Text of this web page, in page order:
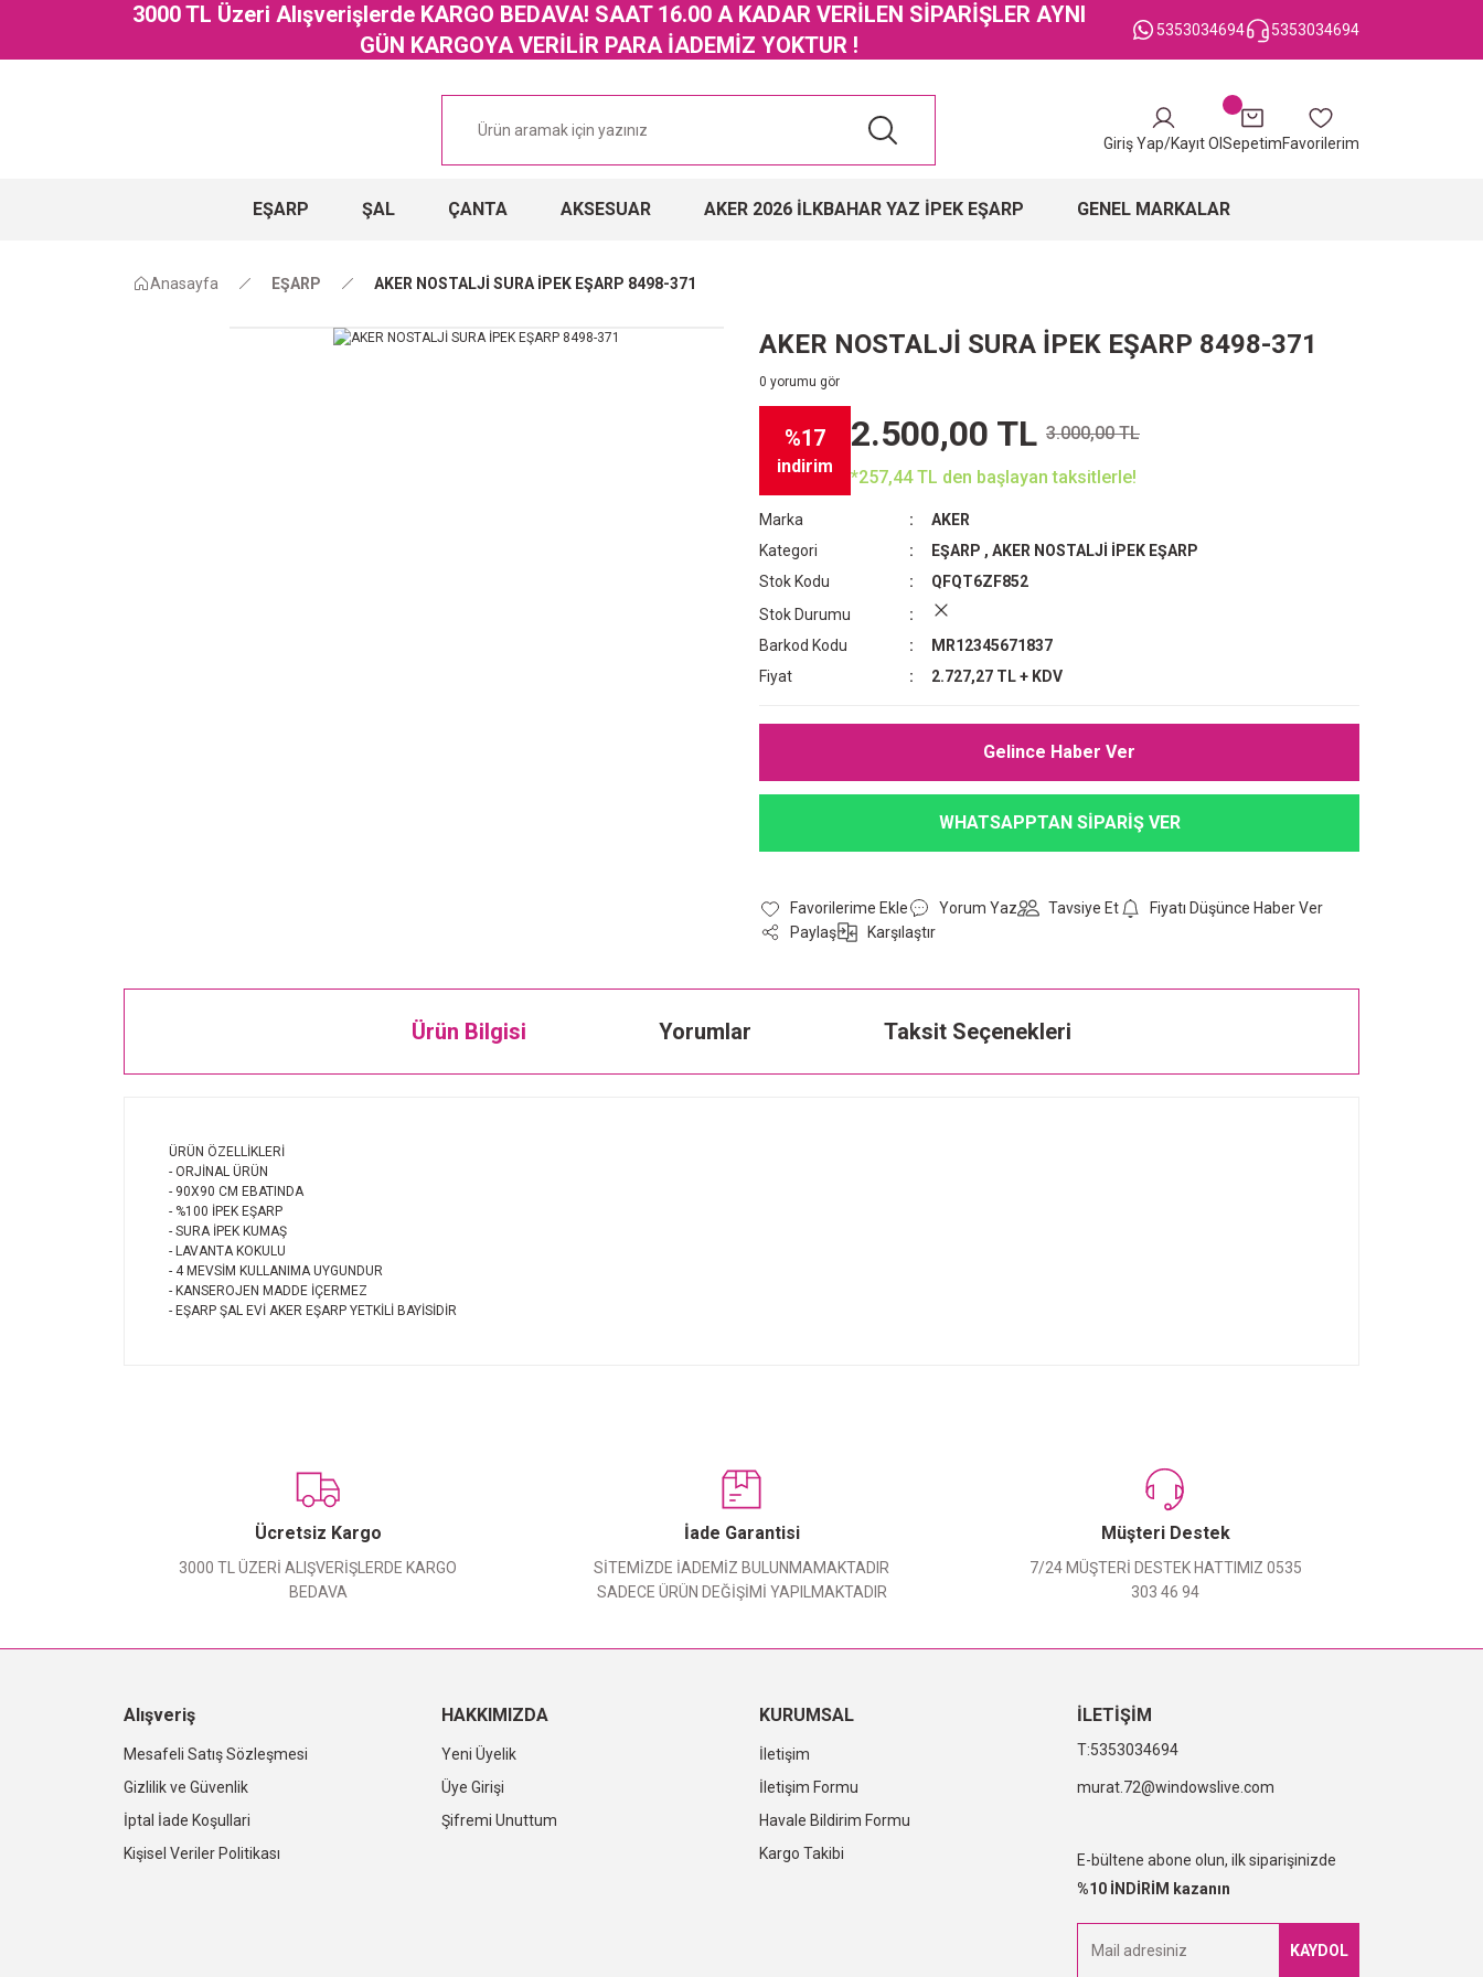
3000 TL Üzeri Alışverişlerde KARGO BEDAVA! SAAT 16.00 A KADAR VERİLEN SİPARİŞLER AYNI
GÜN KARGOYA VERİLİR PARA İADEMİZ YOKTUR !
5353034694 5353034694
Giriş Yap/Kayıt Ol SepetimFavorilerim
EŞARP ŞAL ÇANTA AKSESUAR AKER 2026 İLKBAHAR YAZ İPEK EŞARP GENEL MARKALAR
Anasayfa EŞARP AKER NOSTALJİ SURA İPEK EŞARP 8498-371
AKER NOSTALJİ SURA İPEK EŞARP 8498-371
0 yorumu gör
%17
indirim
2.500,00 TL 3.000,00 TL
*257,44 TL den başlayan taksitlerle!
Marka
AKER
Kategori
EŞARP , AKER NOSTALJİ İPEK EŞARP
Stok Kodu
QFQT6ZF852
Stok Durumu
Barkod Kodu
MR12345671837
Fiyat
2.727,27 TL + KDV
Gelince Haber Ver
WHATSAPPTAN SİPARİŞ VER
Yorum Yaz Tavsiye Et
Fiyatı Düşünce Haber Ver
Paylaş
Karşılaştır
Ürün Bilgisi Yorumlar Taksit Seçenekleri
ÜRÜN ÖZELLİKLERİ
- ORJİNAL ÜRÜN
- 90X90 CM EBATINDA
- %100 İPEK EŞARP
- SURA İPEK KUMAŞ
- LAVANTA KOKULU
- 4 MEVSİM KULLANIMA UYGUNDUR
- KANSEROJEN MADDE İÇERMEZ
- EŞARP ŞAL EVİ AKER EŞARP YETKİLİ BAYİSİDİR
Yorum Yaz
Ücretsiz Kargo
3000 TL ÜZERİ ALIŞVERİŞLERDE KARGO
BEDAVA
İade Garantisi
SİTEMİZDE İADEMİZ BULUNMAMAKTADIR
SADECE ÜRÜN DEĞİŞİMİ YAPILMAKTADIR
Müşteri Destek
7/24 MÜŞTERİ DESTEK HATTIMIZ 0535
303 46 94
Alışveriş
Mesafeli Satış Sözleşmesi
Gizlilik ve Güvenlik
İptal İade Koşullari
Kişisel Veriler Politikası
HAKKIMIZDA
Yeni Üyelik
Üye Girişi
Şifremi Unuttum
KURUMSAL
İletişim
İletişim Formu
Havale Bildirim Formu
Kargo Takibi
İLETİŞİM
5353034694
murat.72@windowslive.com
E-bültene abone olun, ilk siparişinizde
%10 İNDİRİM kazanın
KAYDOL